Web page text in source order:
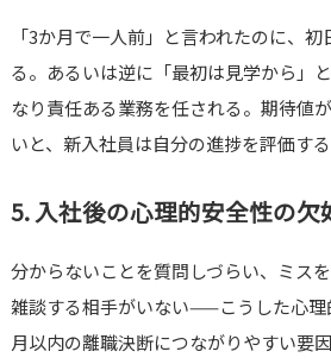
「3か月で一人前」と言われたのに、
る。あるいは逆に「最初は見学から」
なり責任ある業務を任される。期待値
いと、新入社員は自分の進捗を評価す
5. 入社後の心理的安全性の欠
分からないことを質問しづらい、ミス
雑談する相手がいない——こうした心理
月以内の離職決断につながりやすい要